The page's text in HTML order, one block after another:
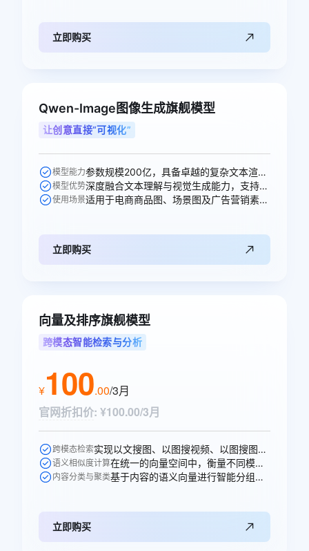
立即购买
Qwen-Image图像生成旗舰模型
让创意直接“可视化”
模型能力 参数规模200亿，具备卓越的复杂文本渲染能力。
模型优势 深度融合文本理解与视觉生成能力，支持高精度图文生成与多轮编辑。
使用场景 适用于电商商品图、场景图及广告营销素材的智能生成。
立即购买
向量及排序旗舰模型
跨模态智能检索与分析
¥100.00/3月
官网折扣价: ¥100.00/3月
跨模态检索 实现以文搜图、以图搜视频、以图搜图等跨模态的语义搜索。
语义相似度计算 在统一的向量空间中，衡量不同模态内容之间的语义相似性。
内容分类与聚类 基于内容的语义向量进行智能分组、打标和聚类分析。
立即购买